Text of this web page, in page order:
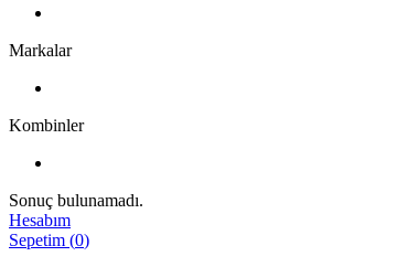
Markalar
Kombinler
Sonuç bulunamadı.
Hesabım
Sepetim (0)